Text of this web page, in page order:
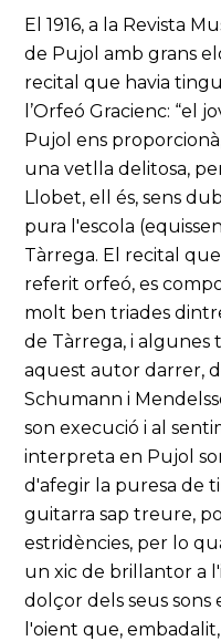
El 1916, a la Revista
de Pujol amb grans
recital que havia
l’Orfeó Gracienc: “el
Pujol ens
una vetlla delitosa,
Llobet, ell és, sens
pura l'escola
Tàrrega. El recital que
referit orfeó, es
molt ben triades
de Tàrrega, i algunes
aquest autor darrer,
Schumann i
son execució i al
interpreta en Pujol
d'afegir la puresa de
guitarra sap treure,
estridències, per lo
un xic de brillantor a
dolçor dels seus sons
l'oient que,